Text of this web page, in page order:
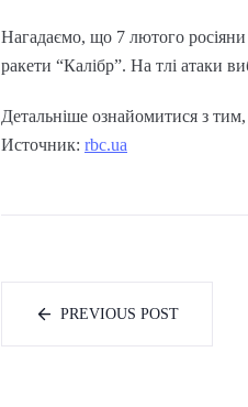
Нагадаємо, що 7 лютого росіяни
ракети “Калібр”. На тлі атаки
Детальніше ознайомитися з
Источник: rbc.ua
PREVIOUS POST